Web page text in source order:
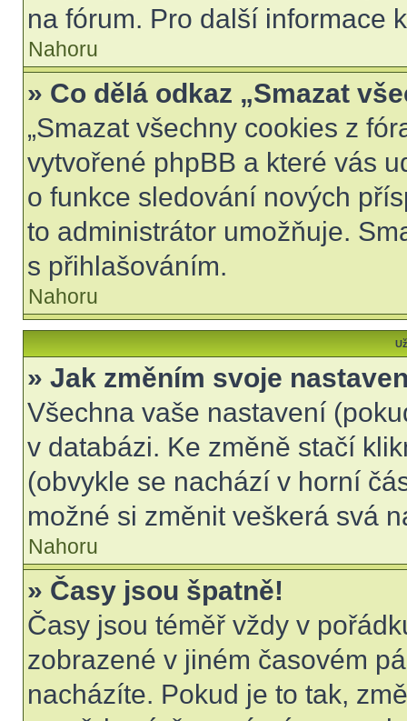
na fórum. Pro další informace
Nahoru
» Co dělá odkaz „Smazat
„Smazat všechny cookies z
vytvořené phpBB a které vás
o funkce sledování nových
to administrátor umožňuje.
s přihlašováním.
Nahoru
» Jak změním svoje
Všechna vaše nastavení
v databázi. Ke změně stačí
(obvykle se nachází v horní
možné si změnit veškerá svá
Nahoru
» Časy jsou špatně!
Časy jsou téměř vždy v
zobrazené v jiném časovém
nacházíte. Pokud je to tak,